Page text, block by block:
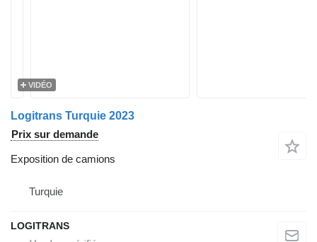
VIDÉO
Logitrans Turquie 2023
Prix sur demande
Exposition de camions
Turquie
LOGITRANS